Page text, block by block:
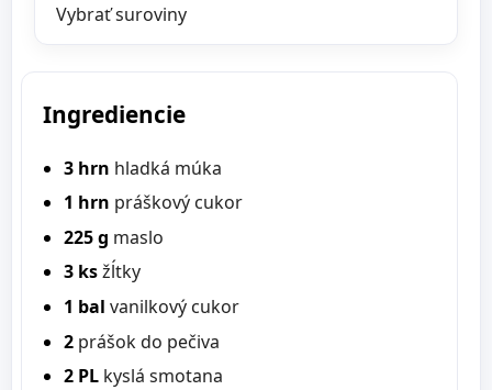
Vybrať suroviny
Ingrediencie
3 hrn hladká múka
1 hrn práškový cukor
225 g maslo
3 ksžĺtky
1 bal vanilkový cukor
2 prášok do pečiva
2 PL kyslá smotana